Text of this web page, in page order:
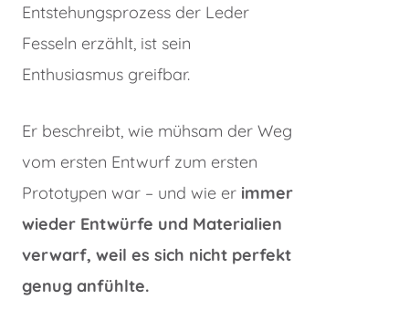
Entstehungsprozess der Leder
Fesseln erzählt, ist sein
Enthusiasmus greifbar.
Er beschreibt, wie mühsam der Weg
vom ersten Entwurf zum ersten
Prototypen war – und wie er immer
wieder Entwürfe und Materialien
verwarf, weil es sich nicht perfekt
genug anfühlte.